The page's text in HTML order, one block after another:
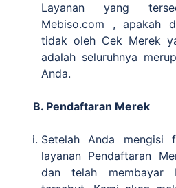
Layanan yang
Mebiso.com , apakah
tidak oleh Cek Merek
adalah seluruhnya
Anda.
B. Pendaftaran Merek
Setelah Anda mengisi
layanan Pendaftaran
dan telah membayar